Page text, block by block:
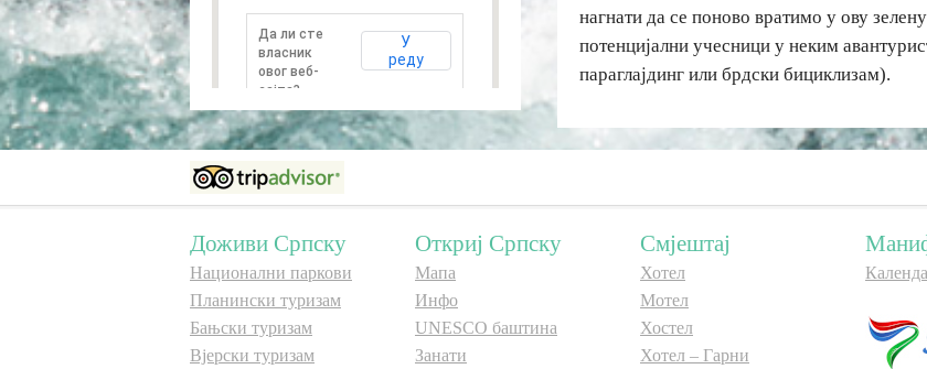
Да ли сте
власник
овог веб-
сајта?
У
реду
нагнати да се поново вратимо у ову
потенцијални учесници у неким
параглајдинг или брдски бициклизам).
Доживи Српску
Национални паркови
Планински туризам
Бањски туризам
Вјерски туризам
Откриј Српску
Мапа
Инфо
UNESCO баштина
Занати
Смјештај
Хотел
Мотел
Хостел
Хотел – Гарни